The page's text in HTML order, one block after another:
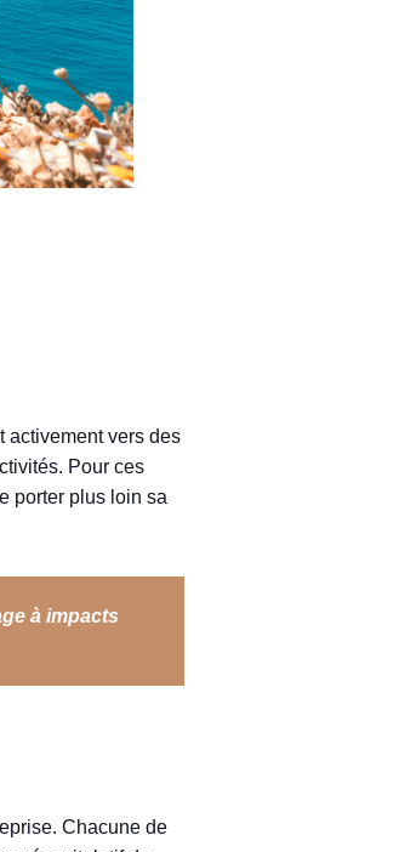
activement vers des
Pour ces
porter plus loin sa
à impacts
Chacune de